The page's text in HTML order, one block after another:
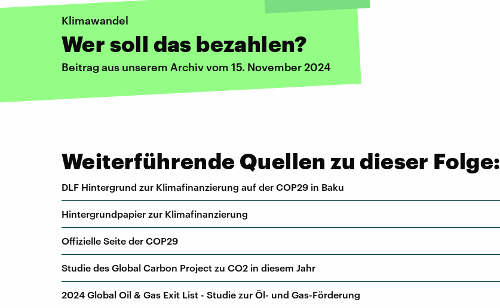
Klimawandel
Wer soll das bezahlen?
Beitrag aus unserem Archiv vom 15. November 2024
Weiterführende Quellen zu dieser Folge:
DLF Hintergrund zur Klimafinanzierung auf der COP29 in Baku
Hintergrundpapier zur Klimafinanzierung
Offizielle Seite der COP29
Studie des Global Carbon Project zu CO2 in diesem Jahr
2024 Global Oil & Gas Exit List - Studie zur Öl- und Gas-Förderung